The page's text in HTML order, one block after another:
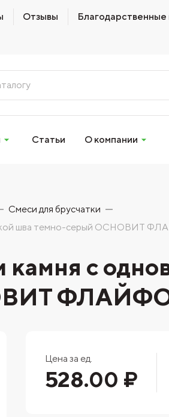
Отзывы Благодарственные
Статьи О компании
Смеси для брусчатки
шва темно-серый ОСНОВИТ
камня с
Цена за ед.
528.00 ₽